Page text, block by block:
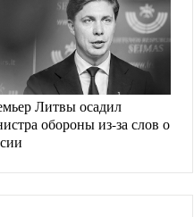
Литвы осадил
обороны из-за слов о